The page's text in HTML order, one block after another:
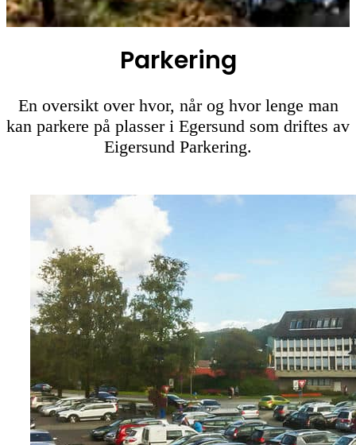
Parkering
En oversikt over hvor, når og hvor lenge man
kan parkere på plasser i Egersund som driftes av
Eigersund Parkering.